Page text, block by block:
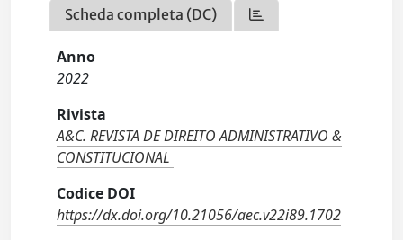
Scheda completa (DC)
Anno
2022
Rivista
A&C. REVISTA DE DIREITO ADMINISTRATIVO &
CONSTITUCIONAL
Codice DOI
https://dx.doi.org/10.21056/aec.v22i89.1702